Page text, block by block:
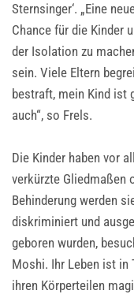
Sternsinger‘. „Eine
Chance für die Kinder
der Isolation zu
sein. Viele Eltern
bestraft, mein Kind ist
auch“, so Frels.
Die Kinder haben vor
verkürzte Gliedmaßen
Behinderung werden
diskriminiert und
geboren wurden,
Moshi. Ihr Leben ist in
ihren Körperteilen